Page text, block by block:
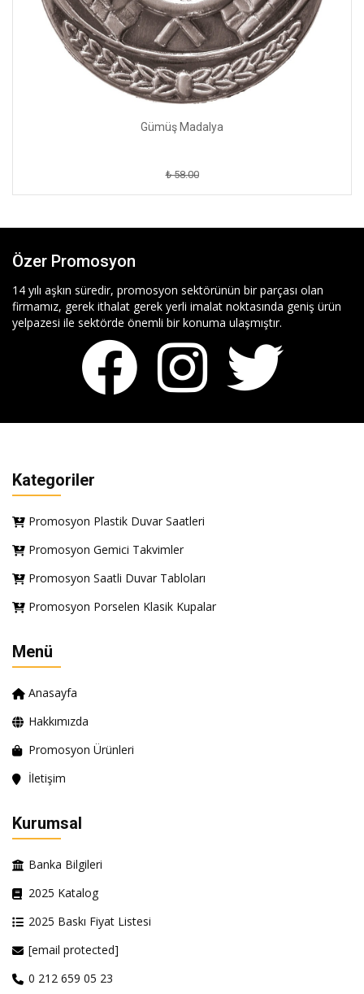
Gümüş Madalya
₺ 58.00
Özer Promosyon
14 yılı aşkın süredir, promosyon sektörünün bir parçası olan
firmamız, gerek ithalat gerek yerli imalat noktasında geniş ürün
yelpazesi ile sektörde önemli bir konuma ulaşmıştır.
Kategoriler
Promosyon Plastik Duvar Saatleri
Promosyon Gemici Takvimler
Promosyon Saatli Duvar Tabloları
Promosyon Porselen Klasik Kupalar
Menü
Anasayfa
Hakkımızda
Promosyon Ürünleri
İletişim
Kurumsal
Banka Bilgileri
2025 Katalog
2025 Baskı Fiyat Listesi
[email protected]
0 212 659 05 23